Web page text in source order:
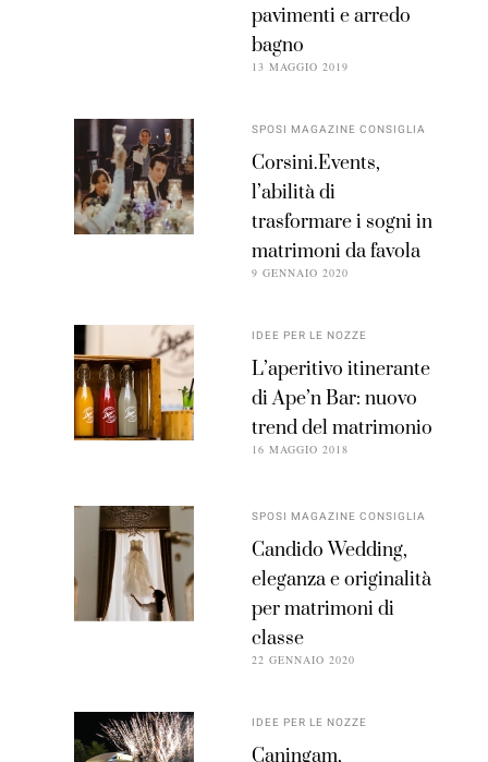
pavimenti e arredo
bagno
13 MAGGIO 2019
SPOSI MAGAZINE CONSIGLIA
Corsini.Events,
l’abilità di
trasformare i sogni in
matrimoni da favola
9 GENNAIO 2020
IDEE PER LE NOZZE
L’aperitivo itinerante
di Ape’n Bar: nuovo
trend del matrimonio
16 MAGGIO 2018
SPOSI MAGAZINE CONSIGLIA
Candido Wedding,
eleganza e originalità
per matrimoni di
classe
22 GENNAIO 2020
IDEE PER LE NOZZE
Caningam,